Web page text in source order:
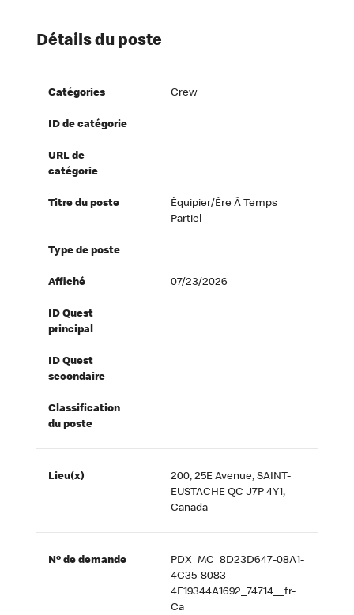
Détails du poste
Catégories Crew
ID de catégorie
URL de
catégorie
Titre du poste
Équipier/ère À Temps
Partiel
Type de poste
Affiché 07/23/2026
ID Quest
principal
ID Quest
secondaire
Classification
du poste
Lieu(x)
200, 25E Avenue, SAINT-
EUSTACHE QC J7P 4Y1,
Canada
Nº de demande
PDX_MC_8D23D647-08A1-
4C35-8083-
4E19344A1692_74714__fr-
Ca